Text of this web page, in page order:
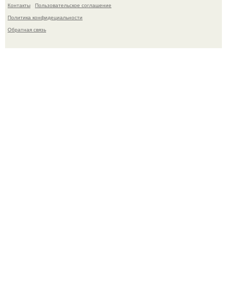
Контакты
Пользовательское соглашение
Политика конфидециальности
Обратная связь